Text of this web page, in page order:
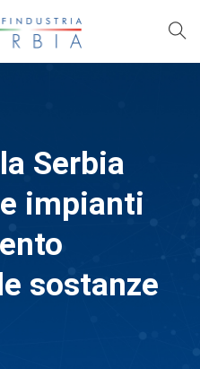
Serbia
impianti
sostanze